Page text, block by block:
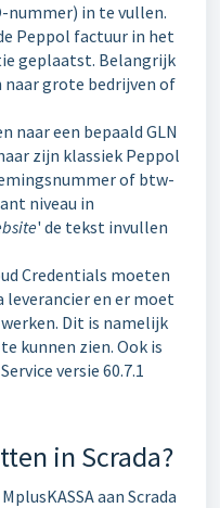
nummer) in te vullen.
Peppol factuur in het
geplaatst. Belangrijk
grote bedrijven of
naar een bepaald GLN
zijn klassiek Peppol
of btw-
niveau in
' de tekst invullen
Credentials moeten
leverancier en er moet
Dit is namelijk
kunnen zien. Ook is
versie 60.7.1
in Scrada?
aan Scrada